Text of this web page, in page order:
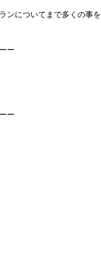
ンについてまで多くの事を
ー
ー